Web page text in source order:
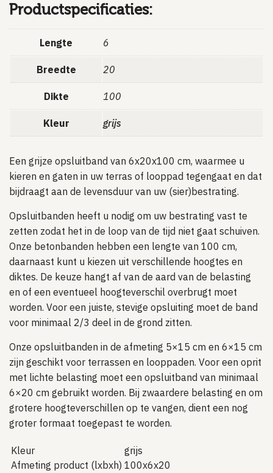
Productspecificaties:
Lengte 6
Breedte 20
Dikte 100
Kleur grijs
Een grijze opsluitband van 6x20x100 cm, waarmee u
kieren en gaten in uw terras of looppad tegengaat en dat
bijdraagt aan de levensduur van uw (sier)bestrating.
Opsluitbanden heeft u nodig om uw bestrating vast te
zetten zodat het in de loop van de tijd niet gaat schuiven.
Onze betonbanden hebben een lengte van 100 cm,
daarnaast kunt u kiezen uit verschillende hoogtes en
diktes. De keuze hangt af van de aard van de belasting
en of een eventueel hoogteverschil overbrugt moet
worden. Voor een juiste, stevige opsluiting moet de band
voor minimaal 2/3 deel in de grond zitten.
Onze opsluitbanden in de afmeting 5×15 cm en 6×15 cm
zijn geschikt voor terrassen en looppaden. Voor een oprit
met lichte belasting moet een opsluitband van minimaal
6×20 cm gebruikt worden. Bij zwaardere belasting en om
grotere hoogteverschillen op te vangen, dient een nog
groter formaat toegepast te worden.
Kleur
grijs
Afmeting product (lxbxh) 100x6x20